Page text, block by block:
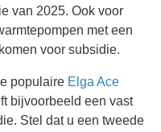
van 2025. Ook voor
met een
voor subsidie.
populaire Elga Ace
bijvoorbeeld een vast
Stel dat u een tweede